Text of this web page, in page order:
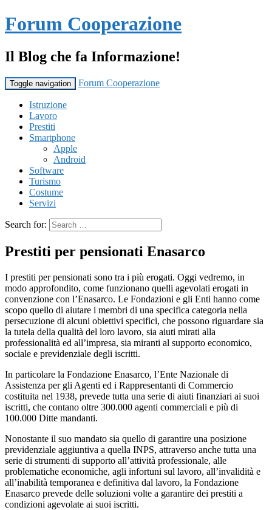
Forum Cooperazione
Il Blog che fa Informazione!
Toggle navigation Forum Cooperazione
Istruzione
Lavoro
Prestiti
Smartphone
Apple
Android
Software
Turismo
Costume
Servizi
Search for:
Prestiti per pensionati Enasarco
I prestiti per pensionati sono tra i più erogati. Oggi vedremo, in
modo approfondito, come funzionano quelli agevolati erogati in
convenzione con l’Enasarco. Le Fondazioni e gli Enti hanno come
scopo quello di aiutare i membri di una specifica categoria nella
persecuzione di alcuni obiettivi specifici, che possono riguardare sia
la tutela della qualità del loro lavoro, sia aiuti mirati alla
professionalità ed all’impresa, sia miranti al supporto economico,
sociale e previdenziale degli iscritti.
In particolare la Fondazione Enasarco, l’Ente Nazionale di
Assistenza per gli Agenti ed i Rappresentanti di Commercio
costituita nel 1938, prevede tutta una serie di aiuti finanziari ai suoi
iscritti, che contano oltre 300.000 agenti commerciali e più di
100.000 Ditte mandanti.
Nonostante il suo mandato sia quello di garantire una posizione
previdenziale aggiuntiva a quella INPS, attraverso anche tutta una
serie di strumenti di supporto all’attività professionale, alle
problematiche economiche, agli infortuni sul lavoro, all’invalidità e
all’inabilità temporanea e definitiva dal lavoro, la Fondazione
Enasarco prevede delle soluzioni volte a garantire dei prestiti a
condizioni agevolate ai suoi iscritti.